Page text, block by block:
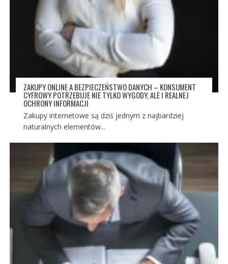
ZAKUPY ONLINE A BEZPIECZEŃSTWO DANYCH – KONSUMENT
CYFROWY POTRZEBUJE NIE TYLKO WYGODY, ALE I REALNEJ
OCHRONY INFORMACJI
Zakupy internetowe są dziś jednym z najbardziej
naturalnych elementów...